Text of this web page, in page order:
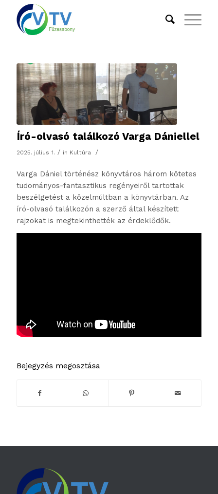
Író-olvasó találkozó Varga Dániellel
2025. július 1. / in Kultúra /
Varga Dániel történész könyvtáros három kötetes
tudományos-fantasztikus regényeiről tartottak
beszélgetést a közelmúltban a könyvtárban. Az
író-olvasó találkozón a szerző által készített
rajzokat is megtekinthették az érdeklődők.
Bejegyzés megosztása